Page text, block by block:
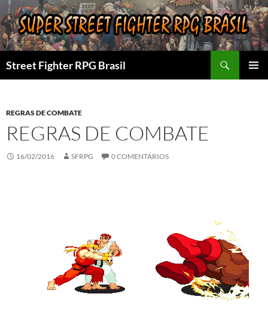
Pular
para
o
conteúdo
Street Fighter RPG Brasil
REGRAS DE COMBATE
REGRAS DE COMBATE
16/02/2016 SFRPG 0 COMENTÁRIOS